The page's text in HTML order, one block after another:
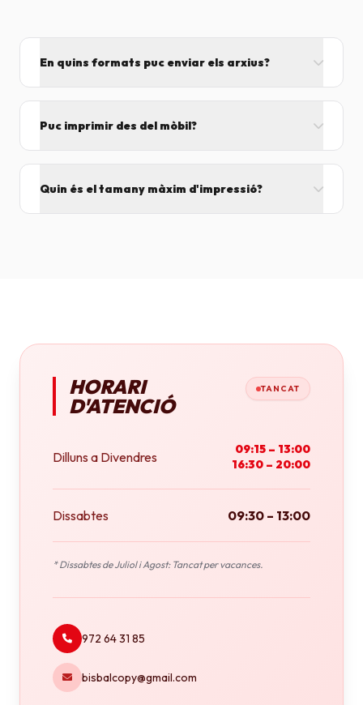
En quins formats puc enviar els arxius?
Word i Excel.
Puc imprimir des del mòbil?
Quin és el tamany màxim d'impressió?
HORARI
D'ATENCIÓ
TANCAT
Dilluns a Divendres
09:15 – 13:00
16:30 – 20:00
Dissabtes 09:30 – 13:00
* Dissabtes de Juliol i Agost: Tancat per vacances.
972 64 31 85
bisbalcopy@gmail.com